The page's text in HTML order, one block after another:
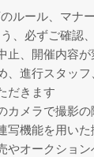
ルール、マナ
、必ずご確認
止、開催内容
進行スタッ
だきます
カメラで撮影
写機能を用い
やオークショ